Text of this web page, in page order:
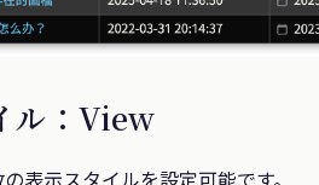
ル：View
表示スタイルを設定可能です。